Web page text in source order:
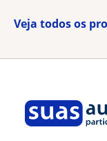
Veja todos os